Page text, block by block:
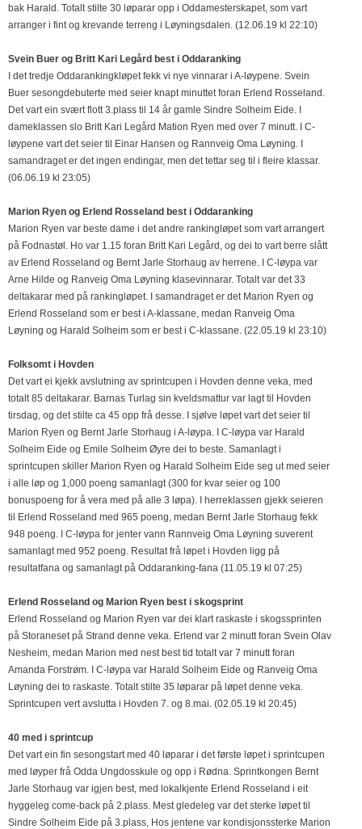
bak Harald. Totalt stilte 30 løparar opp i Oddamesterskapet, som vart
arranger i fint og krevande terreng i Løyningsdalen. (12.06.19 kl 22:10)
Svein Buer og Britt Kari Legård best i Oddaranking
I det tredje Oddarankingkløpet fekk vi nye vinnarar i A-løypene. Svein
Buer sesongdebuterte med seier knapt minuttet foran Erlend Rosseland.
Det vart ein svært flott 3.plass til 14 år gamle Sindre Solheim Eide. I
dameklassen slo Britt Kari Legård Mation Ryen med over 7 minutt. I C-
løypene vart det seier til Einar Hansen og Rannveig Oma Løyning. I
samandraget er det ingen endingar, men det tettar seg til i fleire klassar.
(06.06.19 kl 23:05)
Marion Ryen og Erlend Rosseland best i Oddaranking
Marion Ryen var beste dame i det andre rankingløpet som vart arrangert
på Fodnastøl. Ho var 1.15 foran Britt Kari Legård, og dei to vart berre slått
av Erlend Rosseland og Bernt Jarle Storhaug av herrene. I C-løypa var
Arne Hilde og Ranveig Oma Løyning klasevinnarar. Totalt var det 33
deltakarar med på rankingløpet. I samandraget er det Marion Ryen og
Erlend Rosseland som er best i A-klassane, medan Ranveig Oma
Løyning og Harald Solheim som er best i C-klassane. (22.05.19 kl 23:10)
Folksomt i Hovden
Det vart ei kjekk avslutning av sprintcupen i Hovden denne veka, med
totalt 85 deltakarar. Barnas Turlag sin kveldsmattur var lagt til Hovden
tirsdag, og det stilte ca 45 opp frå desse. I sjølve løpet vart det seier til
Marion Ryen og Bernt Jarle Storhaug i A-løypa. I C-løypa var Harald
Solheim Eide og Emile Solheim Øyre dei to beste. Samanlagt i
sprintcupen skiller Marion Ryen og Harald Solheim Eide seg ut med seier
i alle løp og 1,000 poeng samanlagt (300 for kvar seier og 100
bonuspoeng for å vera med på alle 3 løpa). I herreklassen gjekk seieren
til Erlend Rosseland med 965 poeng, medan Bernt Jarle Storhaug fekk
948 poeng. I C-løypa for jenter vann Rannveig Oma Løyning suverent
samanlagt med 952 poeng. Resultat frå løpet i Hovden ligg på
resultatfana og samanlagt på Oddaranking-fana (11.05.19 kl 07:25)
Erlend Rosseland og Marion Ryen best i skogsprint
Erlend Rosseland og Marion Ryen var dei klart raskaste i skogssprinten
på Storaneset på Strand denne veka. Erlend var 2 minutt foran Svein Olav
Nesheim, medan Marion med nest best tid totalt var 7 minutt foran
Amanda Forstrøm. I C-løypa var Harald Solheim Eide og Ranveig Oma
Løyning dei to raskaste. Totalt stilte 35 løparar på løpet denne veka.
Sprintcupen vert avslutta i Hovden 7. og 8.mai. (02.05.19 kl 20:45)
40 med i sprintcup
Det vart ein fin sesongstart med 40 løparar i det første løpet i sprintcupen
med løyper frå Odda Ungdosskule og opp i Rødna. Sprintkongen Bernt
Jarle Storhaug var igjen best, med lokalkjente Erlend Rosseland i eit
hyggeleg come-back på 2.plass. Mest gledeleg var det sterke løpet til
Sindre Solheim Eide på 3.plass, Hos jentene var kondisjonssterke Marion